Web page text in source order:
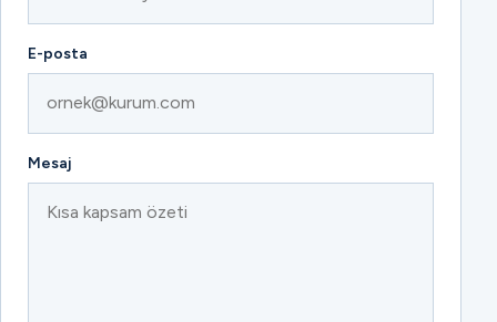
E-posta
Mesaj